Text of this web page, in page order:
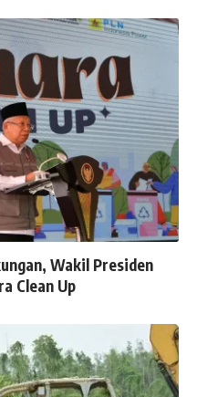
Wakil Presiden
Clean Up